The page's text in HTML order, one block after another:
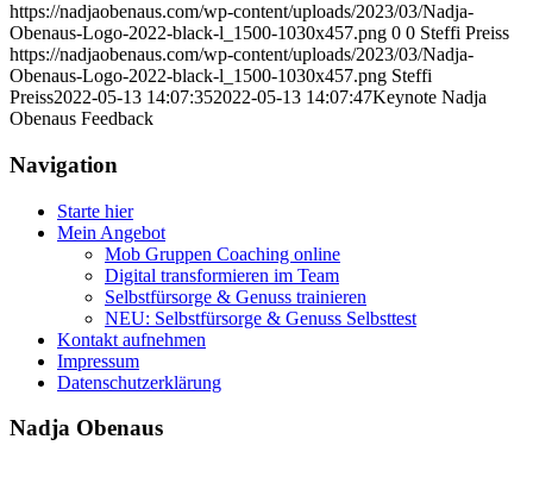
https://nadjaobenaus.com/wp-content/uploads/2023/03/Nadja-
Obenaus-Logo-2022-black-l_1500-1030x457.png 0 0 Steffi Preiss
https://nadjaobenaus.com/wp-content/uploads/2023/03/Nadja-
Obenaus-Logo-2022-black-l_1500-1030x457.png Steffi
Preiss2022-05-13 14:07:352022-05-13 14:07:47Keynote Nadja
Obenaus Feedback
Navigation
Starte hier
Mein Angebot
Mob Gruppen Coaching online
Digital transformieren im Team
Selbstfürsorge & Genuss trainieren
NEU: Selbstfürsorge & Genuss Selbsttest
Kontakt aufnehmen
Impressum
Datenschutzerklärung
Nadja Obenaus